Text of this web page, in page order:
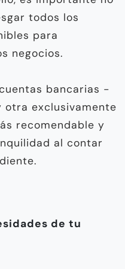
todos los
para
negocios.
bancarias -
exclusivamente
recomendable y
al contar
de tu